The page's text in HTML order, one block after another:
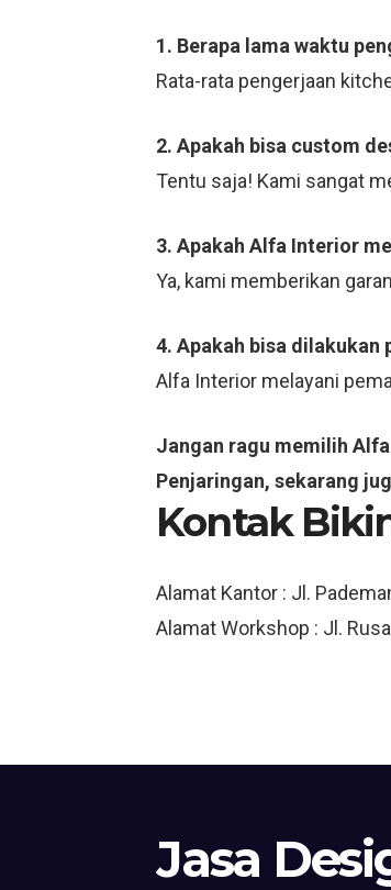
1. Berapa lama waktu
Rata-rata pengerjaan
2. Apakah bisa custom
Tentu saja! Kami sangat
3. Apakah Alfa Interior
Ya, kami memberikan
4. Apakah bisa dilakukan
Alfa Interior melayani
Jangan ragu memilih
Penjaringan, sekarang
Kontak
Alamat Kantor : Jl.
Alamat Workshop : Jl.
Jasa